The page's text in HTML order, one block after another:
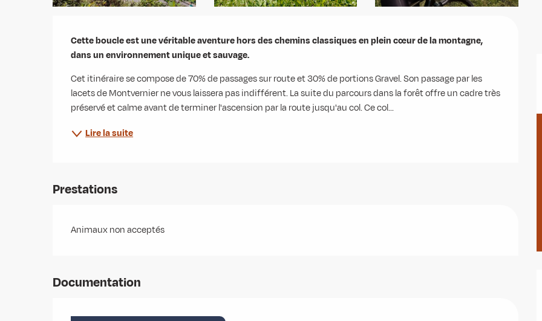
Description
Cette boucle est une véritable aventure hors des chemins classiques en plein cœur de la montagne,
dans un environnement unique et sauvage.
Cet itinéraire se compose de 70% de passages sur route et 30% de portions Gravel. Son passage par les
lacets de Montvernier ne vous laissera pas indifférent. La suite du parcours dans la forêt offre un cadre très
préservé et calme avant de terminer l'ascension par la route jusqu'au col. Ce col...
Lire la suite
Prestations
Animaux non acceptés
Documentation